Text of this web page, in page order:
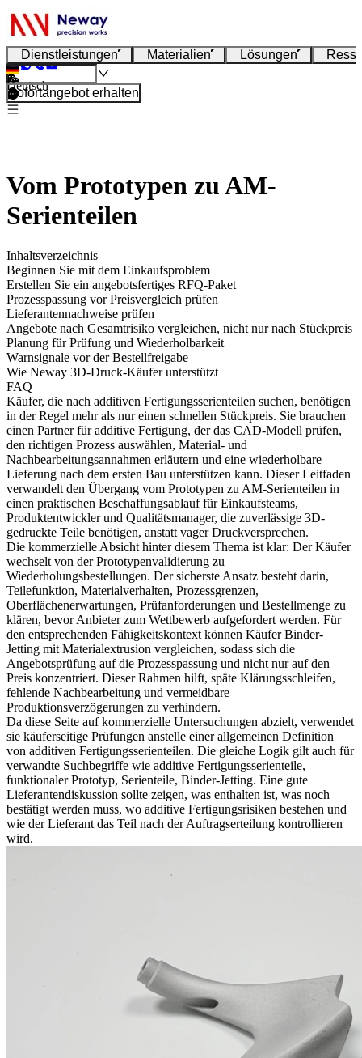
Dienstleistungen Materialien Lösungen
Deutsch
Sofortangebot erhalten
Vom Prototypen zu AM-
Serienteilen
Inhaltsverzeichnis
Beginnen Sie mit dem Einkaufsproblem
Erstellen Sie ein angebotsfertiges RFQ-Paket
Prozesspassung vor Preisvergleich prüfen
Lieferantennachweise prüfen
Angebote nach Gesamtrisiko vergleichen, nicht nur nach Stückpreis
Planung für Prüfung und Wiederholbarkeit
Warnsignale vor der Bestellfreigabe
Wie Neway 3D-Druck-Käufer unterstützt
FAQ
Käufer, die nach additiven Fertigungsserienteilen suchen, benötigen
in der Regel mehr als nur einen schnellen Stückpreis. Sie brauchen
einen Partner für additive Fertigung, der das CAD-Modell prüfen,
den richtigen Prozess auswählen, Material- und
Nachbearbeitungsannahmen erläutern und eine wiederholbare
Lieferung nach dem ersten Bau unterstützen kann. Dieser Leitfaden
verwandelt den Übergang vom Prototypen zu AM-Serienteilen in
einen praktischen Beschaffungsablauf für Einkaufsteams,
Produktentwickler und Qualitätsmanager, die zuverlässige 3D-
gedruckte Teile benötigen, anstatt vager Druckversprechen.
Die kommerzielle Absicht hinter diesem Thema ist klar: Der Käufer
wechselt von der Prototypenvalidierung zu
Wiederholungsbestellungen. Der sicherste Ansatz besteht darin,
Teilefunktion, Materialverhalten, Prozessgrenzen,
Oberflächenerwartungen, Prüfanforderungen und Bestellmenge zu
klären, bevor Anbieter zum Wettbewerb aufgefordert werden. Für
den entsprechenden Fähigkeitskontext können KäuferBinder-
Jetting mit Materialextrusion vergleichen, sodass sich die
Angebotsprüfung auf die Prozesspassung und nicht nur auf den
Preis konzentriert. Dieser Rahmen hilft, späte Klärungsschleifen,
fehlende Nachbearbeitung und vermeidbare
Produktionsverzögerungen zu verhindern.
Da diese Seite auf kommerzielle Untersuchungen abzielt, verwendet
sie käuferseitige Prüfungen anstelle einer allgemeinen Definition
von additiven Fertigungsserienteilen. Die gleiche Logik gilt auch für
verwandte Suchbegriffe wie additive Fertigungsserienteile,
funktionaler Prototyp, Serienteile, Binder-Jetting. Eine gute
Lieferantendiskussion sollte zeigen, was enthalten ist, was noch
bestätigt werden muss, wo additive Fertigungsrisiken bestehen und
wie der Lieferant das Teil nach der Auftragserteilung kontrollieren
wird.